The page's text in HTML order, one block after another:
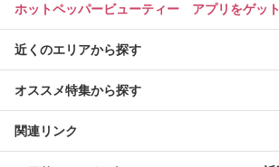
ホットペッパービューティー アプリをゲット
近くのエリアから探す
オススメ特集から探す
関連リンク